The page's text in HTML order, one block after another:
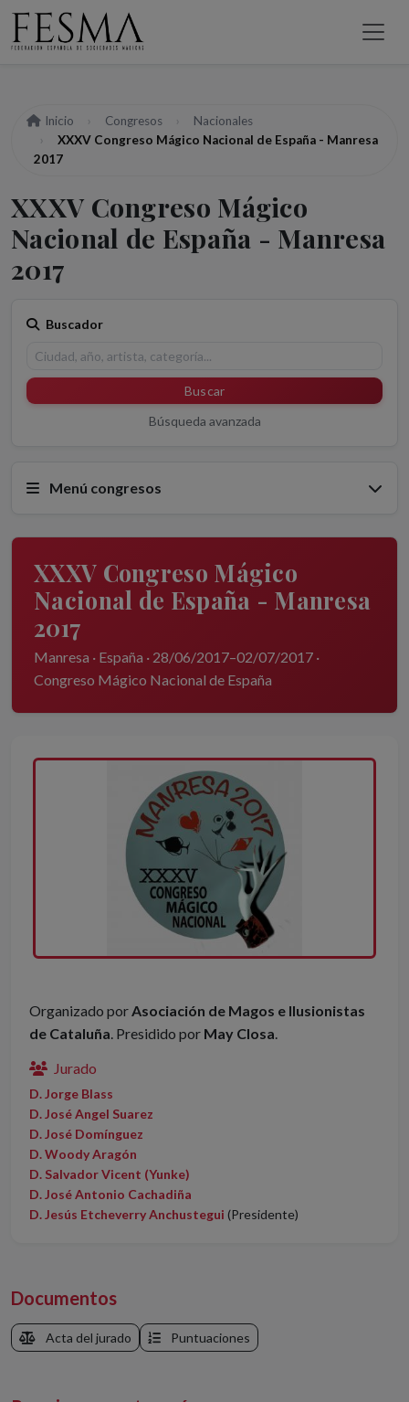
Inicio Congresos
Nacionales
XXXV Congreso Mágico Nacional de España - Manresa
2017
XXXV Congreso Mágico
Nacional de España - Manresa
2017
Buscador
Buscar
Búsqueda avanzada
Menú congresos
XXXV Congreso Mágico
Nacional de España - Manresa
2017
Manresa · España · 28/06/2017–02/07/2017 ·
Congreso Mágico Nacional de España
Organizado porAsociación de Magos e Ilusionistas
de Cataluña. Presidido por May Closa.
Jurado
D. Jorge Blass
D. José Angel Suarez
D. José Domínguez
D. Woody Aragón
D. Salvador Vicent (Yunke)
D. José Antonio Cachadiña
D. Jesús Etcheverry Anchustegui (Presidente)
Documentos
Acta del jurado Puntuaciones